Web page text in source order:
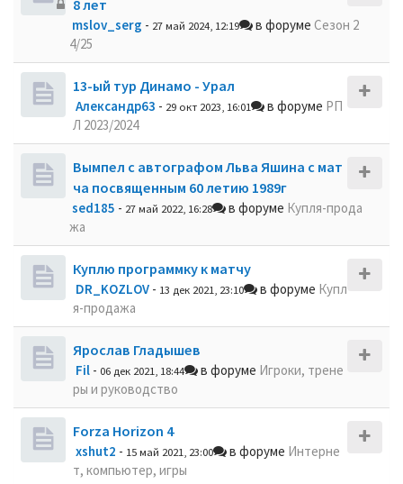
8 лет
mslov_serg - 27 май 2024, 12:19 в форуме Сезон 2
4/25
13-ый тур Динамо - Урал
Александр63 - 29 окт 2023, 16:01 в форуме РП
Л 2023/2024
Вымпел с автографом Льва Яшина с мат
ча посвященным 60 летию 1989г
sed185 - 27 май 2022, 16:28 в форуме Купля-прода
жа
Куплю программку к матчу
DR_KOZLOV - 13 дек 2021, 23:10 в форуме Купл
я-продажа
Ярослав Гладышев
Fil - 06 дек 2021, 18:44 в форуме Игроки, трене
ры и руководство
Forza Horizon 4
xshut2 - 15 май 2021, 23:00 в форуме Интерне
т, компьютер, игры